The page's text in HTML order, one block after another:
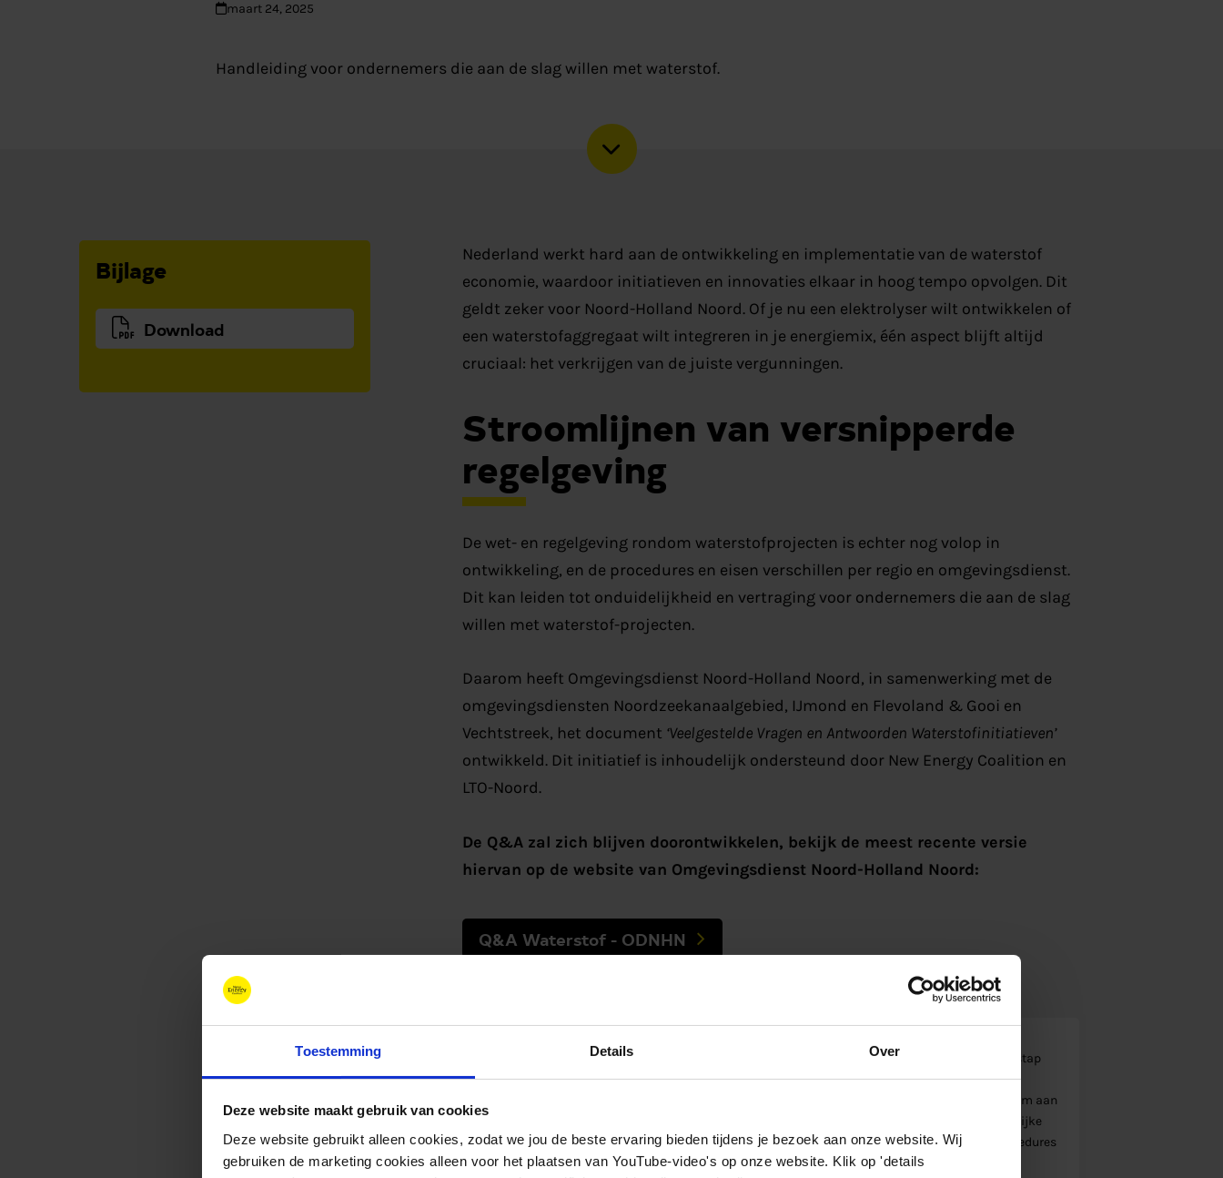
Toestemming Details Over
Deze website maakt gebruik van cookies
Deze website gebruikt alleen cookies, zodat we jou de beste ervaring bieden tijdens je bezoek aan onze website. Wij
gebruiken de marketing cookies alleen voor het plaatsen van YouTube-video's op onze website. Klik op 'details
maart 24, 2025
Handleiding voor ondernemers die aan de slag willen met waterstof.
Bijlage
Download
Nederland werkt hard aan de ontwikkeling en implementatie van de waterstof
economie, waardoor initiatieven en innovaties elkaar in hoog tempo opvolgen. Dit
geldt zeker voor Noord-Holland Noord. Of je nu een elektrolyser wilt ontwikkelen of
een waterstofaggregaat wilt integreren in je energiemix, één aspect blijft altijd
cruciaal: het verkrijgen van de juiste vergunningen.
Stroomlijnen van versnipperde
regelgeving
De wet- en regelgeving rondom waterstofprojecten is echter nog volop in
ontwikkeling, en de procedures en eisen verschillen per regio en omgevingsdienst.
Dit kan leiden tot onduidelijkheid en vertraging voor ondernemers die aan de slag
willen met waterstof-projecten.
Daarom heeft Omgevingsdienst Noord-Holland Noord, in samenwerking met de
omgevingsdiensten Noordzeekanaalgebied, IJmond en Flevoland & Gooi en
Vechtstreek, het document ‘Veelgestelde Vragen en Antwoorden Waterstofinitiatieven’
ontwikkeld. Dit initiatief is inhoudelijk ondersteund door New Energy Coalition en
LTO-Noord.
De Q&A zal zich blijven doorontwikkelen, bekijk de meest recente versie
hiervan op de website van Omgevingsdienst Noord-Holland Noord:
Q&A Waterstof - ODNHN
“Met het publiceren van de Q&A over waterstof vergunningen wordt een belangrijke stap
gezet in het versnellen van de implementatie van waterstof initiatieven. Door
vergunningsprocessen te stroomlijnen, bieden we initiatiefnemers concrete kaders om aan
de slag te gaan. Wat begint bij vier omgevingsdiensten, kan uitgroeien tot een landelijke
verandering. Dit is ook een essentiële stap richting de ambities om vergunningsprocedures
te versnellen van de European Green Deal en de Clean Industrial Deal.”